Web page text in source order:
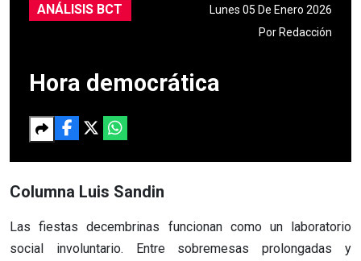
ANÁLISIS BCT
Lunes 05 De Enero 2026
Por Redacción
Hora democrática
Columna Luis Sandin
Las fiestas decembrinas funcionan como un laboratorio
social involuntario. Entre sobremesas prolongadas y